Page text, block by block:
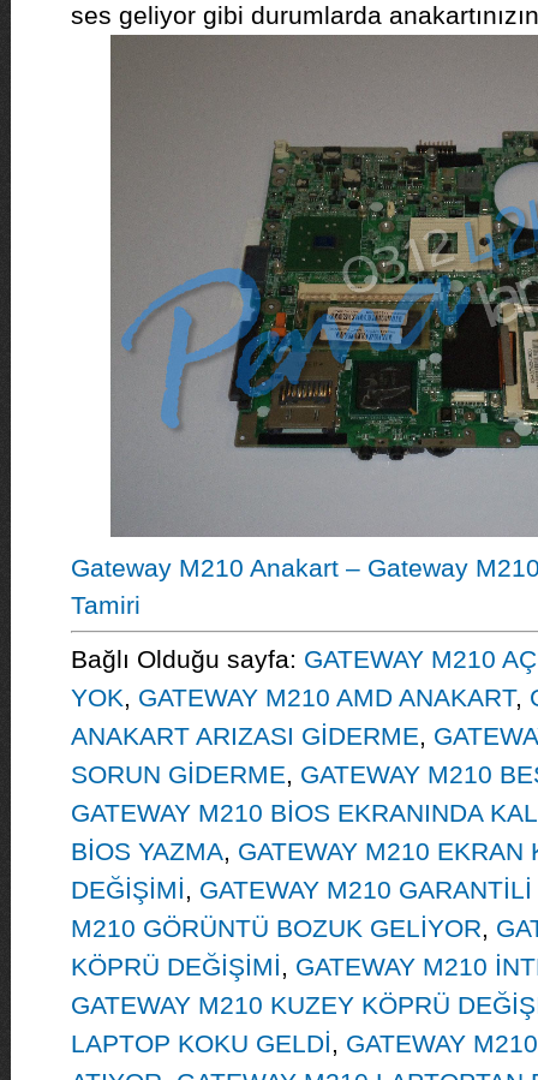
ses geliyor gibi durumlarda
Gateway M210 Anakart – Gateway
Tamiri
Bağlı Olduğu sayfa: GATEWAY M210
YOK, GATEWAY M210 AMD ANAKART,
ANAKART ARIZASI GİDERME,
SORUN GİDERME, GATEWAY M210
GATEWAY M210 BİOS EKRANINDA
BİOS YAZMA, GATEWAY M210 EKRAN
DEĞİŞİMİ, GATEWAY M210 GARANTİLİ
M210 GÖRÜNTÜ BOZUK GELİYOR,
KÖPRÜ DEĞİŞİMİ, GATEWAY M210
GATEWAY M210 KUZEY KÖPRÜ
LAPTOP KOKU GELDİ, GATEWAY